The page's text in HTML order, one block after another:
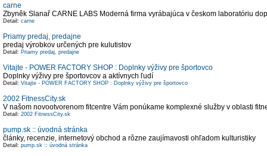
carne
Zbyněk Slanař CARNE LABS Moderná firma vyrábajúca v českom laboratóriu
Detail: carne
Priamy predaj, predajne
predaj výrobkov určených pre kulutistov
Detail: Priamy predaj, predajne
Vitajte - POWER FACTORY SHOP : Doplnky výživy pre športovco
Doplnky výživy pre športovcov a aktívnych ľudí
Detail: Vitajte - POWER FACTORY SHOP : Doplnky výživy pre športovco
2002 FitnessCity.sk
V našom novootvorenom fitcentre Vám ponúkame komplexné služby v oblasti
Detail: 2002 FitnessCity.sk
pump.sk :: úvodná stránka
články, recenzie, internetový obchod a rôzne zaujímavosti ohľadom kulturistiky
Detail: pump.sk :: úvodná stránka